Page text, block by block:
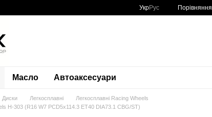
УкрРус Порівняння
Масло Автоаксесуари
Диски Легкосплавні
Легкосплавні Racing Wheels
H-303 (R16 W7 PCD5x114.3 ET40 DIA73.1 CBG/ST)